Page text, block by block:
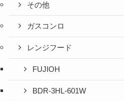
その他
ガスコンロ
レンジフード
FUJIOH
BDR-3HL-601W